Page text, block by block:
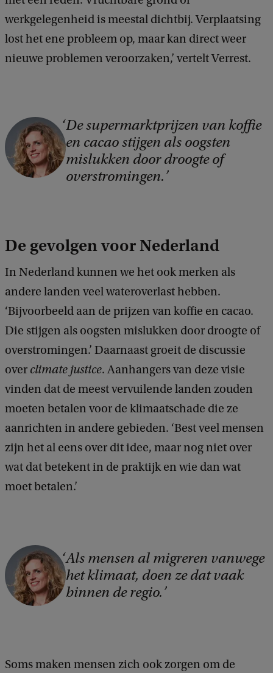
werkgelegenheid is meestal dichtbij. Verplaatsing
lost het ene probleem op, maar kan direct weer
nieuwe problemen veroorzaken,’ vertelt Verrest.
C
o
p
g
r
De supermarktprijzen van koffie
en cacao stijgen als oogsten
mislukken door droogte of
overstromingen.
De gevolgen voor Nederland
In Nederland kunnen we het ook merken als
andere landen veel wateroverlast hebben.
‘Bijvoorbeeld aan de prijzen van koffie en cacao.
Die stijgen als oogsten mislukken door droogte of
overstromingen.’ Daarnaast groeit de discussie
over climate justice. Aanhangers van deze visie
vinden dat de meest vervuilende landen zouden
moeten betalen voor de klimaatschade die ze
aanrichten in andere gebieden. ‘Best veel mensen
zijn het al eens over dit idee, maar nog niet over
wat dat betekent in de praktijk en wie dan wat
moet betalen.’
C
o
p
Als mensen al migreren vanwege
het klimaat, doen ze dat vaak
binnen de regio.
Soms maken mensen zich ook zorgen om de